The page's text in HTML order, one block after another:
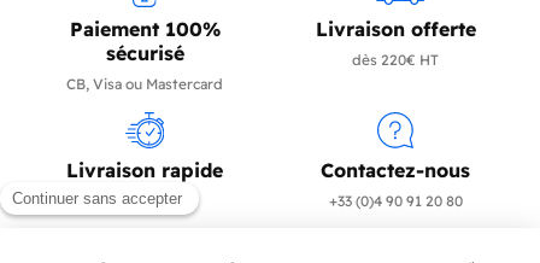
Paiement 100%
sécurisé
CB, Visa ou Mastercard
Livraison offerte
dès 220€ HT
Livraison rapide
en 24/72h
Contactez-nous
+33 (0)4 90 91 20 80